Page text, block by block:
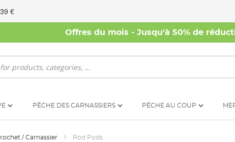
€
Offres du mois - Jusqu'à 50% de
PÊCHE DES CARNASSIERS PÊCHE AU COUP
/ Carnassier Rod Pods